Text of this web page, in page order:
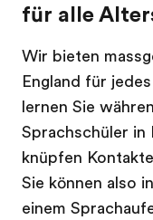
für alle
Wir bieten
England für
lernen Sie
Sprachschüler in
knüpfen
Sie können also
einem